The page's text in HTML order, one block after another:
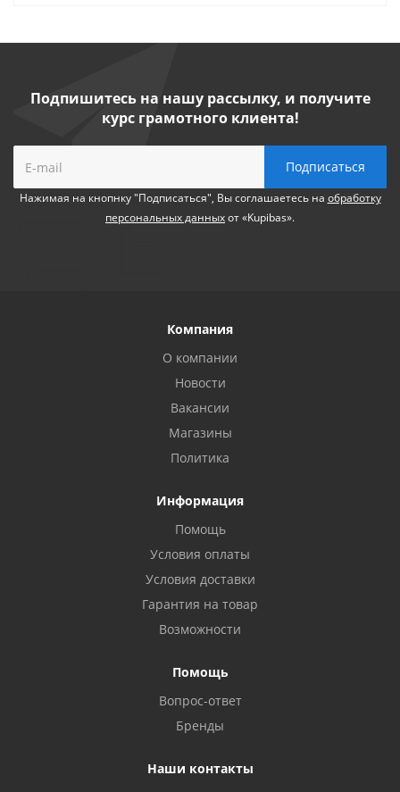
Подпишитесь на нашу рассылку, и получите
курс грамотного клиента!
Нажимая на кнопнку "Подписаться", Вы соглашаетесь на обработку
персональных данныхот «Kupibas».
Компания
О компании
Новости
Вакансии
Магазины
Политика
Информация
Помощь
Условия оплаты
Условия доставки
Гарантия на товар
Возможности
Помощь
Вопрос-ответ
Бренды
Наши контакты